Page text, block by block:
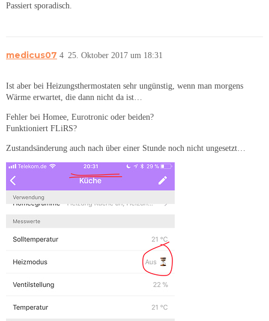
Passiert sporadisch.
medicus07 25. Oktober 2017 um 18:31
4
Ist aber bei Heizungsthermostaten sehr ungünstig, wenn man morgens
Wärme erwartet, die dann nicht da ist…
Fehler bei Homee, Eurotronic oder beiden?
Funktioniert FLiRS?
Zustandsänderung auch nach über einer Stunde noch nicht ungesetzt…